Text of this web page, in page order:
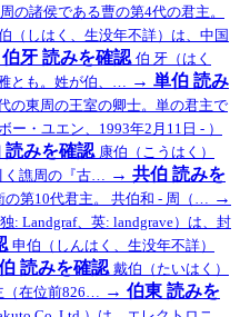
の諸侯である曹の第4代の君主。
（しはく、生没年不詳）は、中国
伯牙 読みを確認 伯 牙（はく
とも。姓が伯、… → 単伯 読み
の東周の王室の卿士。単の君主で
ー・ユエン、1993年2月11日 - ）
読みを確認 康伯（こうはく）
く譙周の『古… → 共伯 読みを
の第10代君主。 共伯和 - 周（… →
: Landgraf、英: landgrave）は、封
申伯（しんはく、生没年不詳）
読みを確認 戴伯（たいはく）
（在位前826… → 伯東 読みを